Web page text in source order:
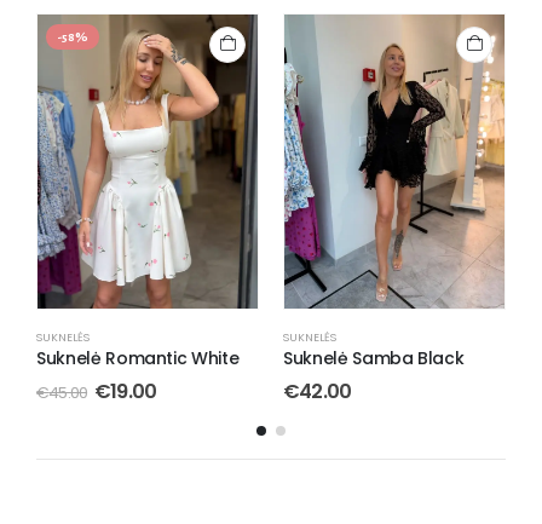
SUKNELĖS
Suknelė Samba Black
€42.00
SUKNELĖS
Suknelė Sophia Elegant
Gold